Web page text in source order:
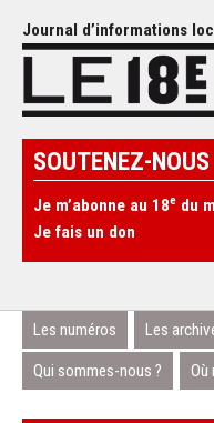
Journal d’informations
SOUTENEZ-NOUS
Je m’abonne au 18e du
Je fais un don
Les numéros Les
Qui sommes-nous ? Où